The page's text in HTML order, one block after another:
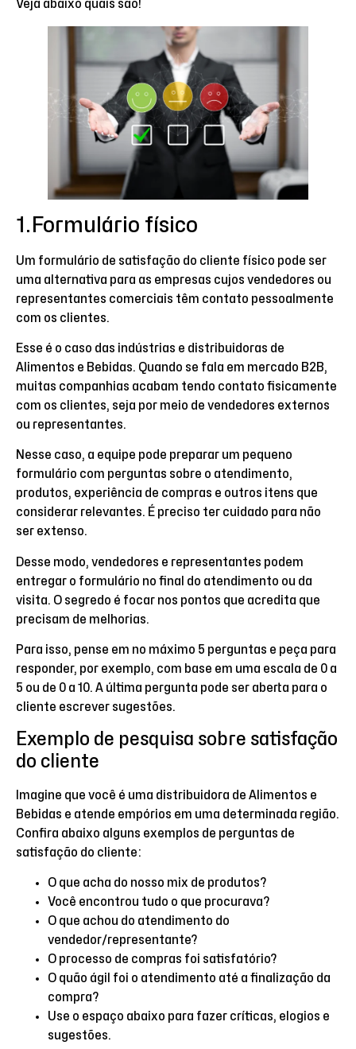
Veja abaixo quais são!
1.Formulário físico
Um formulário de satisfação do cliente físico pode ser
uma alternativa para as empresas cujos vendedores ou
representantes comerciais têm contato pessoalmente
com os clientes.
Esse é o caso das indústrias e distribuidoras de
Alimentos e Bebidas. Quando se fala em mercado B2B,
muitas companhias acabam tendo contato fisicamente
com os clientes, seja por meio de vendedores externos
ou representantes.
Nesse caso, a equipe pode preparar um pequeno
formulário com perguntas sobre o atendimento,
produtos, experiência de compras e outros itens que
considerar relevantes. É preciso ter cuidado para não
ser extenso.
Desse modo, vendedores e representantes podem
entregar o formulário no final do atendimento ou da
visita. O segredo é focar nos pontos que acredita que
precisam de melhorias.
Para isso, pense em no máximo 5 perguntas e peça para
responder, por exemplo, com base em uma escala de 0 a
5 ou de 0 a 10. A última pergunta pode ser aberta para o
cliente escrever sugestões.
Exemplo de pesquisa sobre satisfação
do cliente
Imagine que você é uma distribuidora de Alimentos e
Bebidas e atende empórios em uma determinada região.
Confira abaixo alguns exemplos de perguntas de
satisfação do cliente:
O que acha do nosso mix de produtos?
Você encontrou tudo o que procurava?
O que achou do atendimento do
vendedor/representante?
O processo de compras foi satisfatório?
O quão ágil foi o atendimento até a finalização da
compra?
Use o espaço abaixo para fazer críticas, elogios e
sugestões.